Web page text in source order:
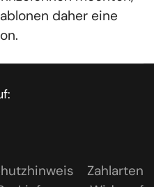
daher eine
Zahlarten